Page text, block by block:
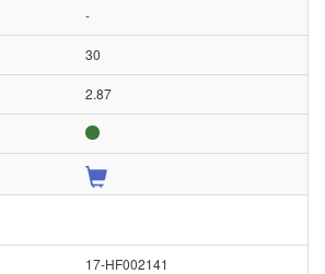
-
30
2.87
17-HF002141